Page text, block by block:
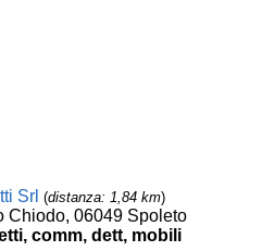
Srl (distanza: 1,84 km)
Chiodo, 06049 Spoleto
comm, dett, mobili